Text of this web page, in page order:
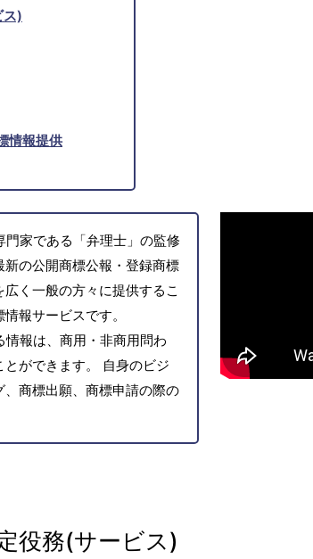
ス)
情報提供
家である「弁理士」の監修
の公開商標公報・登録商標
く一般の方々に提供するこ
報サービスです。
報は、商用・非商用問わ
ができます。 自身のビジ
商標出願、商標申請の際の
役務(サービス)